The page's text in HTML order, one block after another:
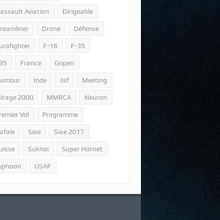
Aviation Dirigeable
Drone Défense
F-16 F-35
France Gripen
Inde Jsf Meeting
2000 MMRCA Neuron
Vol Programme
Siae Siae 2017
Sukhoi Super Hornet
USAF